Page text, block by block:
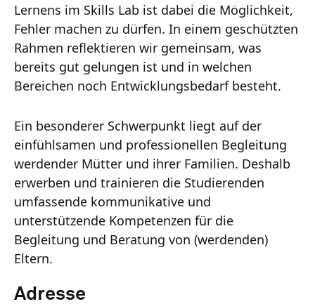
Lernens im Skills Lab ist dabei die Möglichkeit,
Fehler machen zu dürfen. In einem geschützten
Rahmen reflektieren wir gemeinsam, was
bereits gut gelungen ist und in welchen
Bereichen noch Entwicklungsbedarf besteht.
Ein besonderer Schwerpunkt liegt auf der
einfühlsamen und professionellen Begleitung
werdender Mütter und ihrer Familien. Deshalb
erwerben und trainieren die Studierenden
umfassende kommunikative und
unterstützende Kompetenzen für die
Begleitung und Beratung von (werdenden)
Eltern.
Adresse